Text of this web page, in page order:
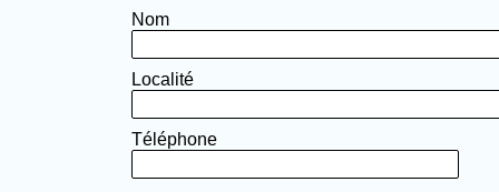
Nom
Localité
Téléphone